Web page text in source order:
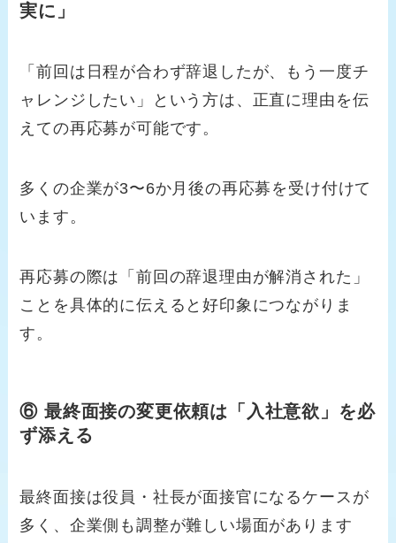
実に」
「前回は日程が合わず辞退したが、もう一度チ
ャレンジしたい」という方は、正直に理由を伝
えての再応募が可能です。
多くの企業が3〜6か月後の再応募を受け付けて
います。
再応募の際は「前回の辞退理由が解消された」
ことを具体的に伝えると好印象につながりま
す。
⑥ 最終面接の変更依頼は「入社意欲」を必
ず添える
最終面接は役員・社長が面接官になるケースが
多く、企業側も調整が難しい場面があります